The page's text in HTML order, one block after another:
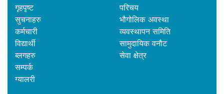
गृहपृष्ट
सुचनाहरु
कर्मचारी
विद्यार्थी
ब्लगहरु
सम्पर्क
ग्यालरी
परिचय
भौगोलिक अवस्था
व्यवस्थापन समिति
सामुदायिक वनौट
सेवा क्षेत्र